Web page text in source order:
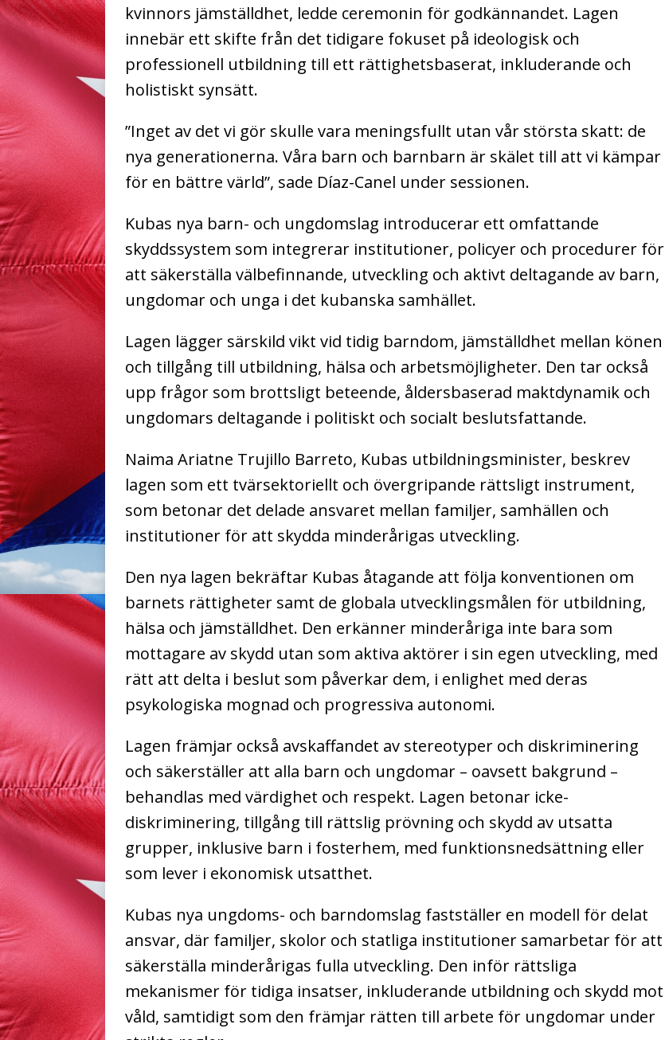
kvinnors jämställdhet, ledde ceremonin för godkännandet. Lagen
innebär ett skifte från det tidigare fokuset på ideologisk och
professionell utbildning till ett rättighetsbaserat, inkluderande och
holistiskt synsätt.
”Inget av det vi gör skulle vara meningsfullt utan vår största skatt: de
nya generationerna. Våra barn och barnbarn är skälet till att vi kämpar
för en bättre värld”, sade Díaz-Canel under sessionen.
Kubas nya barn- och ungdomslag introducerar ett omfattande
skyddssystem som integrerar institutioner, policyer och procedurer för
att säkerställa välbefinnande, utveckling och aktivt deltagande av barn,
ungdomar och unga i det kubanska samhället.
Lagen lägger särskild vikt vid tidig barndom, jämställdhet mellan könen
och tillgång till utbildning, hälsa och arbetsmöjligheter. Den tar också
upp frågor som brottsligt beteende, åldersbaserad maktdynamik och
ungdomars deltagande i politiskt och socialt beslutsfattande.
Naima Ariatne Trujillo Barreto, Kubas utbildningsminister, beskrev
lagen som ett tvärsektoriellt och övergripande rättsligt instrument,
som betonar det delade ansvaret mellan familjer, samhällen och
institutioner för att skydda minderårigas utveckling.
Den nya lagen bekräftar Kubas åtagande att följa konventionen om
barnets rättigheter samt de globala utvecklingsmålen för utbildning,
hälsa och jämställdhet. Den erkänner minderåriga inte bara som
mottagare av skydd utan som aktiva aktörer i sin egen utveckling, med
rätt att delta i beslut som påverkar dem, i enlighet med deras
psykologiska mognad och progressiva autonomi.
Lagen främjar också avskaffandet av stereotyper och diskriminering
och säkerställer att alla barn och ungdomar – oavsett bakgrund –
behandlas med värdighet och respekt. Lagen betonar icke-
diskriminering, tillgång till rättslig prövning och skydd av utsatta
grupper, inklusive barn i fosterhem, med funktionsnedsättning eller
som lever i ekonomisk utsatthet.
Kubas nya ungdoms- och barndomslag fastställer en modell för delat
ansvar, där familjer, skolor och statliga institutioner samarbetar för att
säkerställa minderårigas fulla utveckling. Den inför rättsliga
mekanismer för tidiga insatser, inkluderande utbildning och skydd mot
våld, samtidigt som den främjar rätten till arbete för ungdomar under